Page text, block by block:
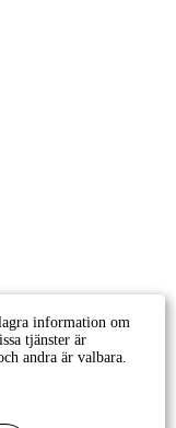
information om
tjänster är
andra är valbara.